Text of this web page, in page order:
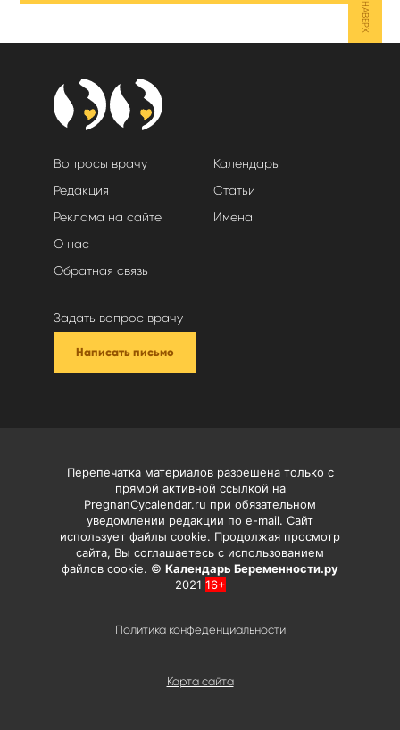
НАВЕРХ
Вопросы врачу
Редакция
Реклама на сайте
О нас
Обратная связь
Календарь
Статьи
Имена
Задать вопрос врачу
Написать письмо
Карта сайта
Перепечатка материалов разрешена только с
прямой активной ссылкой на
PregnanCycalendar.ru при обязательном
уведомлении редакции по e-mail. Сайт
использует файлы cookie. Продолжая просмотр
сайта, Вы соглашаетесь с использованием
файлов cookie. © Календарь Беременности.ру
2021 16+
Политика конфеденциальности